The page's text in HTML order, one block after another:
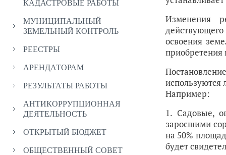
КАДАСТРОВЫЕ РАБОТЫ
МУНИЦИПАЛЬНЫЙ
ЗЕМЕЛЬНЫЙ КОНТРОЛЬ
РЕЕСТРЫ
АРЕНДАТОРАМ
РЕЗУЛЬТАТЫ РАБОТЫ
АНТИКОРРУПЦИОННАЯ
ДЕЯТЕЛЬНОСТЬ
ОТКРЫТЫЙ БЮДЖЕТ
ОБЩЕСТВЕННЫЙ СОВЕТ
Изменения
действующего
освоения
приобретения
используются
Например:
1. Садовые,
заросшими
на 50%
будет